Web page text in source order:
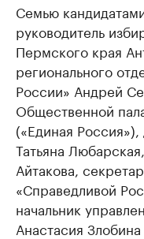
Семью
руководитель
Пермского края
регионального
России» Андрей
Общественной
(«Единая
Татьяна
Айтакова,
«Справедливой
начальник
Анастасия